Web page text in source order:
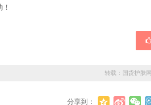
转载： 国货护肤网
分享到：